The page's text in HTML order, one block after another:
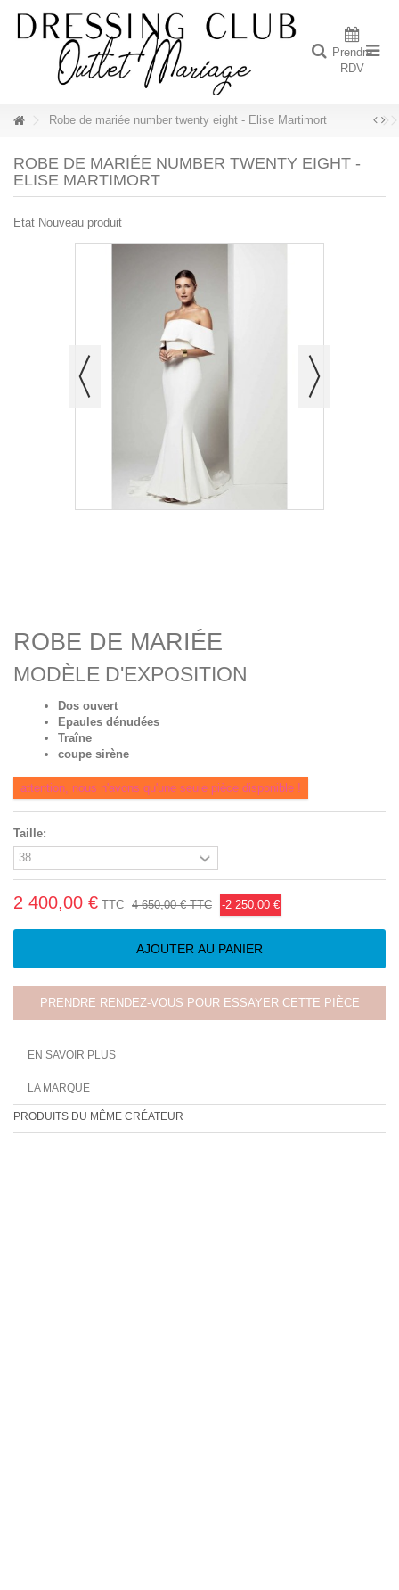
Prendre
RDV
Robe de mariée number twenty eight - Elise Martimort
ROBE DE MARIÉE NUMBER TWENTY EIGHT -
ELISE MARTIMORT
Etat Nouveau produit
ROBE DE MARIÉE
MODÈLE D'EXPOSITION
Dos ouvert
Epaules dénudées
Traîne
coupe sirène
attention, nous n'avons qu'une seule pièce disponible !
Taille:
2 400,00 € TTC 4 650,00 €TTC -2 250,00 €
AJOUTER AU PANIER
PRENDRE RENDEZ-VOUS POUR ESSAYER CETTE PIÈCE
EN SAVOIR PLUS
LA MARQUE
PRODUITS DU MÊME CRÉATEUR